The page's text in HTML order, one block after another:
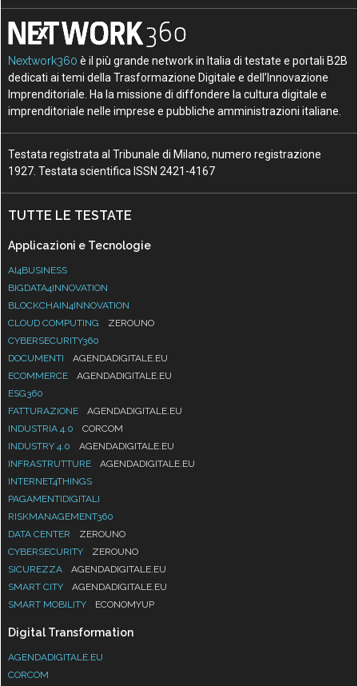
Nextwork360 è il più grande network in Italia di testate e portali B2B
dedicati ai temi della Trasformazione Digitale e dell’Innovazione
Imprenditoriale. Ha la missione di diffondere la cultura digitale e
imprenditoriale nelle imprese e pubbliche amministrazioni italiane.
Testata registrata al Tribunale di Milano, numero registrazione
1927. Testata scientifica ISSN 2421-4167
TUTTE LE TESTATE
Applicazioni e Tecnologie
AI4BUSINESS
BIGDATA4INNOVATION
BLOCKCHAIN4INNOVATION
CLOUD COMPUTING
ZEROUNO
CYBERSECURITY360
DOCUMENTI
AGENDADIGITALE.EU
ECOMMERCE
AGENDADIGITALE.EU
ESG360
FATTURAZIONE
AGENDADIGITALE.EU
INDUSTRIA 4.0
CORCOM
INDUSTRY 4.0
AGENDADIGITALE.EU
INFRASTRUTTURE
AGENDADIGITALE.EU
INTERNET4THINGS
PAGAMENTIDIGITALI
RISKMANAGEMENT360
DATA CENTER
ZEROUNO
CYBERSECURITY
ZEROUNO
SICUREZZA
AGENDADIGITALE.EU
SMART CITY
AGENDADIGITALE.EU
SMART MOBILITY
ECONOMYUP
Digital Transformation
AGENDADIGITALE.EU
CORCOM